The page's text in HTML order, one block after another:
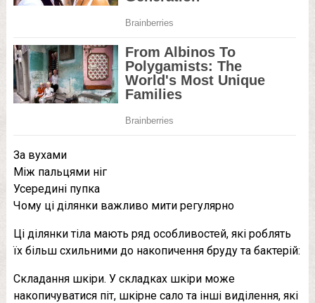
За вухами
Між пальцями ніг
Усередині пупка
Чому ці ділянки важливо мити регулярно
Ці ділянки тіла мають ряд особливостей, які роблять
їх більш схильними до накопичення бруду та бактерій:
Складання шкіри. У складках шкіри може
накопичуватися піт, шкірне сало та інші виділення, які